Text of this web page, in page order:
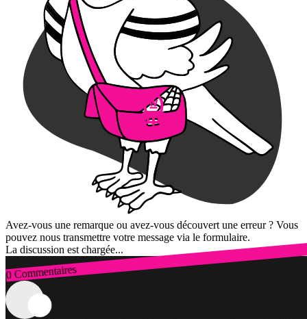
Avez-vous une remarque ou avez-vous découvert une erreur ? Vous
pouvez nous transmettre votre message via le formulaire.
La discussion est chargée...
0 Commentaires
Connexion